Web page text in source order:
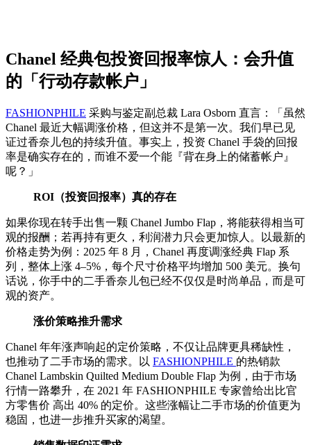
Chanel 经典包投资回报率惊人：会升值
的「行动存款帐户」
FASHIONPHILE 采购与鉴定副总裁 Lara Osborn 直言：「虽然
Chanel 最近大幅调涨价格，但这并不是第一次。我们早已见
证过香奈儿包的持续升值。事实上，投资 Chanel 手袋的回报
率是确实存在的，而谁不爱一个能『背在身上的储蓄帐户』
呢？」
ROI（投资回报率）真的存在
如果你现在转手出售一颗 Chanel Jumbo Flap，将能获得相当可
观的报酬；若再持有更久，利润潜力只会更加惊人。以最新的
价格走势为例：2025 年 8 月，Chanel 再度调涨经典 Flap 系
列，整体上涨 4–5%，每个尺寸价格平均增加 500 美元。换句
话说，你手中的二手香奈儿包已经不仅仅是时尚单品，而是可
观的资产。
涨价策略推升需求
Chanel 年年涨声响起的定价策略，不仅让品牌更具稀缺性，
也推动了二手市场的需求。以 FASHIONPHILE 的热销款
Chanel Lambskin Quilted Medium Double Flap 为例，由于市场
行情一路攀升，在 2021 年 FASHIONPHILE 专家曾给出比官
方零售价 高出 40% 的定价。这些涨幅让二手市场的价值更为
稳固，也进一步推升买家的渴望。